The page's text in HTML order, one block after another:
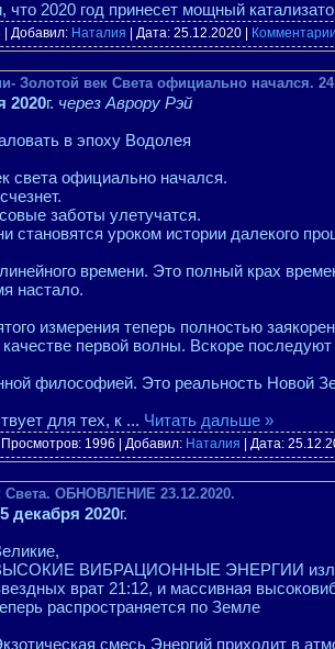
2020 год принесет мощный катализато
| Добавил: Наталия | Дата: 25.12.2020
Золотой век Света официально начался.
2020г. через Аврору Рэй
в эпоху Водолея
света официально начался.
заботы улетучатся.
становятся уроком истории далекого
времени. Это полный крах
настало.
измерения теперь полностью
первой волны. Вскоре
философией. Это реальность Новой
для тех, к ... Читать дальше »
| Просмотров: 1996 | Добавил: Наталия | Дата:
ОБНОВЛЕНИЕ 23.12.2020.
декабря 2020г.
ВИБРАЦИОННЫЕ ЭНЕРГИИ
врат 21:12, и массивная
распространяется по Земле
смесь Энергий приходит в